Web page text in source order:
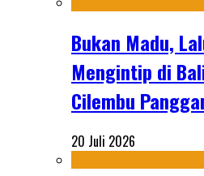
Bukan Madu,
Mengintip di
Cilembu
20 Juli 2026